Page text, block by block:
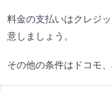
料金の支払いはクレジ
意しましょう。
その他の条件はドコモ、